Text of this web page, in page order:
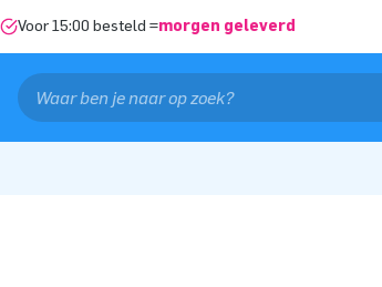
Voor 15:00 besteld =morgen geleverd